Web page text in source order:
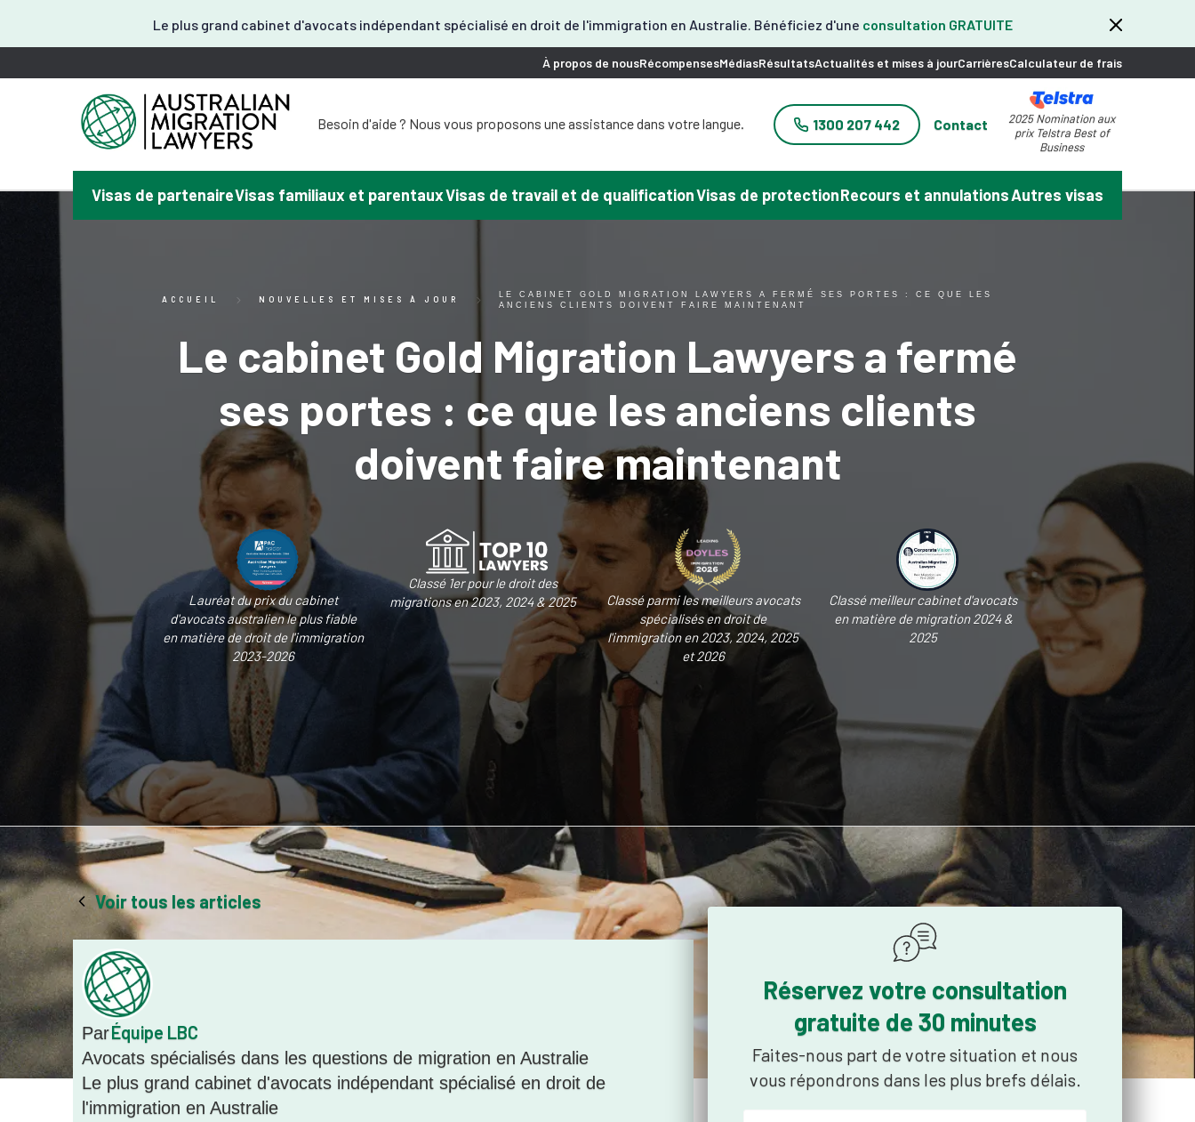
Le plus grand cabinet d'avocats indépendant spécialisé en droit de l'immigration en Australie. Bénéficiez d'une consultation GRATUITE
À propos de nousRécompensesMédiasRésultatsActualités et mises à jourCarrièresCalculateur de frais
Besoin d'aide ? Nous vous proposons une assistance dans votre langue.
Vous avez besoin d'aide pour votre visa ? Nous pouvons vous aider en
espagnol.
1300 207 442 Contact
2025 Nomination aux
prix Telstra Best of
Business
Visas de partenaireVisas familiaux et parentauxVisas de travail et de qualificationVisas de protectionRecours et annulationsAutres visas
ACCUEIL NOUVELLES ET MISES À JOUR
LE CABINET GOLD MIGRATION LAWYERS A FERMÉ SES PORTES : CE QUE LES
ANCIENS CLIENTS DOIVENT FAIRE MAINTENANT
Le cabinet Gold Migration Lawyers a fermé
ses portes : ce que les anciens clients
doivent faire maintenant
Lauréat du prix du cabinet
d'avocats australien le plus fiable
en matière de droit de l'immigration
2023-2026
Classé 1er pour le droit des
migrations en 2023, 2024 & 2025
Classé parmi les meilleurs avocats
spécialisés en droit de
l'immigration en 2023, 2024, 2025
et 2026
Classé meilleur cabinet d'avocats
en matière de migration 2024 &
2025
Voir tous les articles
ParÉquipe LBC
Avocats spécialisés dans les questions de migration en Australie
Le plus grand cabinet d'avocats indépendant spécialisé en droit de
l'immigration en Australie
Réservez votre consultation
gratuite de 30 minutes
Faites-nous part de votre situation et nous
vous répondrons dans les plus brefs délais.